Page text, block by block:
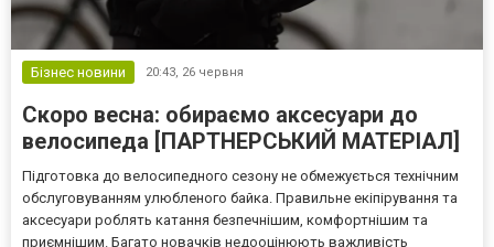
Бізнес новини 20:43, 26 червня
Скоро весна: обираємо аксесуари до
велосипеда [ПАРТНЕРСЬКИЙ МАТЕРІАЛ]
Підготовка до велосипедного сезону не обмежується технічним
обслуговуванням улюбленого байка. Правильне екіпірування та
аксесуари роблять катання безпечнішим, комфортнішим та
приємнішим. Багато новачків недооцінюють важливість